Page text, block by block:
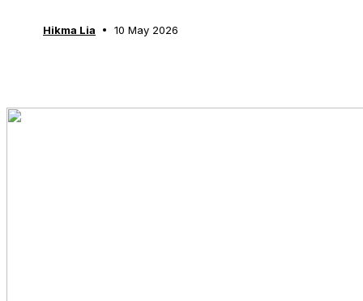
Hikma Lia 10 May 2026